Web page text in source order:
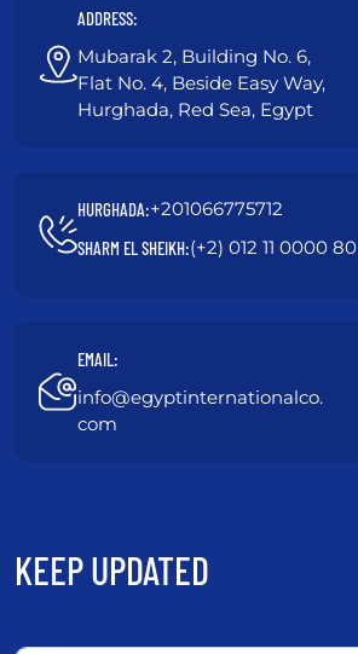
ADDRESS:
Mubarak 2, Building No. 6,
Flat No. 4, Beside Easy Way,
Hurghada, Red Sea, Egypt
HURGHADA:+201066775712
SHARM EL SHEIKH:(+2) 012 11 0000 80
EMAIL:
info@egyptinternationalco.
com
KEEP UPDATED